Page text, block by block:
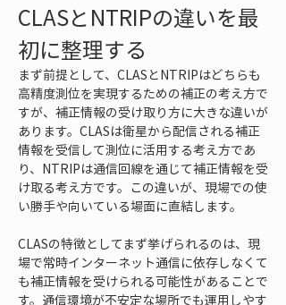
CLASとNTRIPの違いを最
初に整理する
まず前提として、CLASとNTRIPはどちらも
高精度測位を実現するための補正の考え方で
すが、補正情報の受け取り方に大きな違いが
あります。CLASは衛星から配信される補正
情報を受信して測位に活用する考え方であ
り、NTRIPは通信回線を通じて補正情報を受
け取る考え方です。この違いが、現場での使
い勝手や向いている場面に直結します。
CLASの特徴としてまず挙げられるのは、現
場で常時インターネット通信に依存しなくて
も補正情報を受けられる可能性があることで
す。通信環境が不安定な場所でも運用しやす